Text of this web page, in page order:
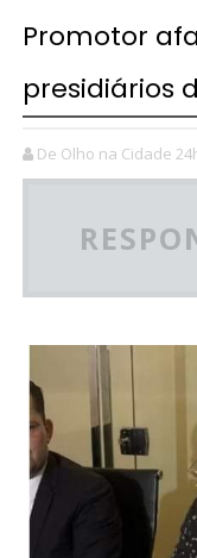
Promotor
presidiários
De Olho na Cidade